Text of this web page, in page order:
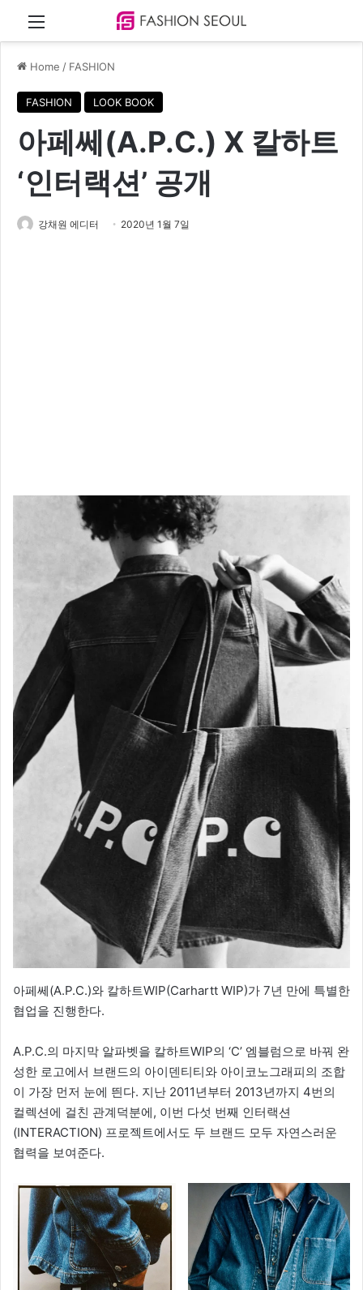
Menu
Home / FASHION
FASHION LOOK BOOK
아페쎄(A.P.C.) X 칼하트
‘인터랙션’ 공개
강채원 에디터 2020년 1월 7일
아페쎄(A.P.C.)와 칼하트WIP(Carhartt WIP)가 7년 만에 특별한
협업을 진행한다.
A.P.C.의 마지막 알파벳을 칼하트WIP의 ‘C’ 엠블럼으로 바꿔 완
성한 로고에서 브랜드의 아이덴티티와 아이코노그래피의 조합
이 가장 먼저 눈에 띈다. 지난 2011년부터 2013년까지 4번의
컬렉션에 걸친 관계덕분에, 이번 다섯 번째 인터랙션
(INTERACTION) 프로젝트에서도 두 브랜드 모두 자연스러운
협력을 보여준다.